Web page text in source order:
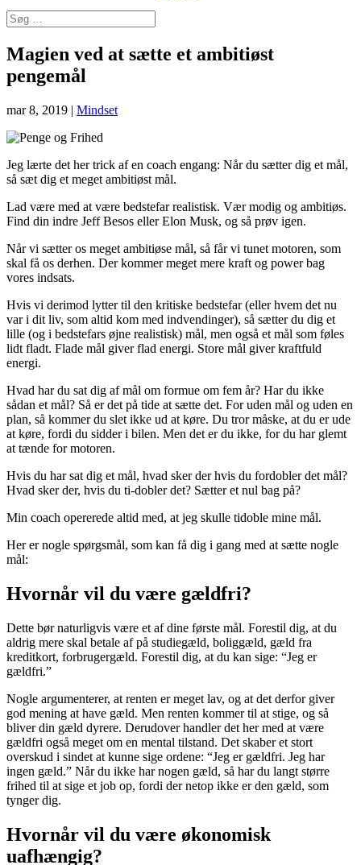
Magien ved at sætte et ambitiøst
pengemål
mar 8, 2019 | Mindset
Jeg lærte det her trick af en coach engang: Når du sætter dig et mål,
så sæt dig et meget ambitiøst mål.
Lad være med at være bedstefar realistisk. Vær modig og ambitiøs.
Find din indre Jeff Besos eller Elon Musk, og så prøv igen.
Når vi sætter os meget ambitiøse mål, så får vi tunet motoren, som
skal få os derhen. Der kommer meget mere kraft og power bag
vores indsats.
Hvis vi derimod lytter til den kritiske bedstefar (eller hvem det nu
var i dit liv, som altid kom med indvendinger), så sætter du dig et
lille (og i bedstefars øjne realistisk) mål, men også et mål som føles
lidt fladt. Flade mål giver flad energi. Store mål giver kraftfuld
energi.
Hvad har du sat dig af mål om formue om fem år? Har du ikke
sådan et mål? Så er det på tide at sætte det. For uden mål og uden en
plan, så kommer du slet ikke ud at køre. Du tror måske, at du er ude
at køre, fordi du sidder i bilen. Men det er du ikke, for du har glemt
at tænde for motoren.
Hvis du har sat dig et mål, hvad sker der hvis du fordobler det mål?
Hvad sker der, hvis du ti-dobler det? Sætter et nul bag på?
Min coach opererede altid med, at jeg skulle tidoble mine mål.
Her er nogle spørgsmål, som kan få dig i gang med at sætte nogle
mål:
Hvornår vil du være gældfri?
Dette bør naturligvis være et af dine første mål. Forestil dig, at du
aldrig mere skal betale af på studiegæld, boliggæld, gæld fra
kreditkort, forbrugergæld. Forestil dig, at du kan sige: “Jeg er
gældfri.”
Nogle argumenterer, at renten er meget lav, og at det derfor giver
god mening at have gæld. Men renten kommer til at stige, og så
bliver din gæld dyrere. Derudover handler det her med at være
gældfri også meget om en mental tilstand. Det skaber et stort
overskud i sindet at kunne sige ordene: “Jeg er gældfri. Jeg har
ingen gæld.” Når du ikke har nogen gæld, så har du langt større
frihed til at sige et job op, fordi der netop ikke er den gæld, som
tynger dig.
Hvornår vil du være økonomisk
uafhængig?